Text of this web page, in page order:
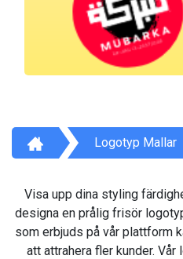
Logotyp Mallar
Visa upp dina styling
designa en prålig frisör
som erbjuds på vår plattform
att attrahera fler kunder.